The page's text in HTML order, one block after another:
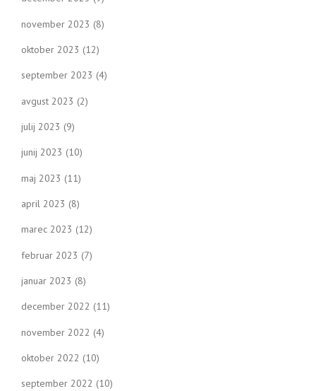
november 2023 (8)
oktober 2023 (12)
september 2023 (4)
avgust 2023 (2)
julij 2023 (9)
junij 2023 (10)
maj 2023 (11)
april 2023 (8)
marec 2023 (12)
februar 2023 (7)
januar 2023 (8)
december 2022 (11)
november 2022 (4)
oktober 2022 (10)
september 2022 (10)